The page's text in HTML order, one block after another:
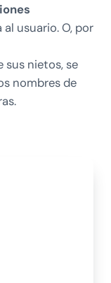
usuario. O, por
sus nietos, se
nombres de